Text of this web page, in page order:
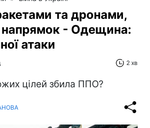
та дронами,
напрямок - Одещина:
атаки
2 хв
цілей збила ППО?